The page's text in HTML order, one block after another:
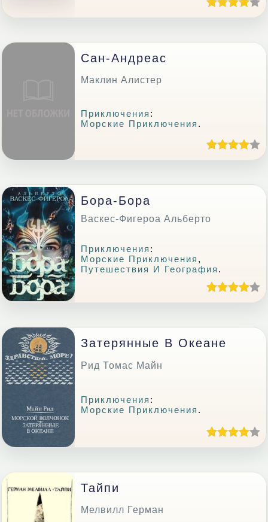
Сан-Андреас
Маклин Алистер
Приключения :
Морские Приключения .
Бора-Бора
Васкес-Фигероа Альберто
Приключения :
Морские Приключения ,
Путешествия И География .
Затерянные В Океане
Рид Томас Майн
Приключения :
Морские Приключения .
Тайпи
Мелвилл Герман